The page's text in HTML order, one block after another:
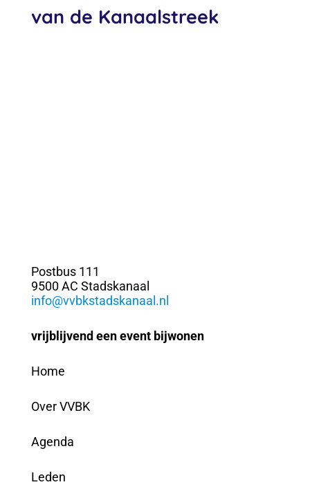
van de Kanaalstreek
Postbus 111
9500 AC Stadskanaal
info@vvbkstadskanaal.nl
vrijblijvend een event bijwonen
Home
Over VVBK
Agenda
Leden